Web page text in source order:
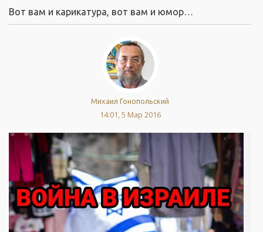
Вот вам и карикатура, вот вам и юмор…
Михаил Гонопольский
14:01, 5 Мар 2016